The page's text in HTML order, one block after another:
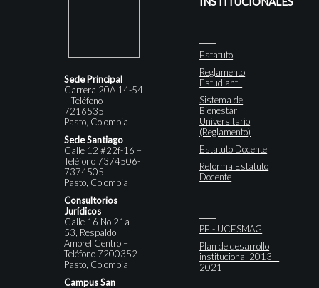
Sede Principal
Carrera 20A 14-54
– Teléfono
7216535
Pasto, Colombia
Sede Santiago
Calle 12 #22f-16 –
Teléfono 7374506-
7374505
Pasto, Colombia
Consultorios
Jurídicos
Calle 16 No 21a-
53, Respaldo
Amorel Centro –
Teléfono 7200352
Pasto, Colombia
Campus San
Estatuto
Reglamento
Estudiantil
Sistema de
Bienestar
Universitario
(Reglamento)
Estatuto Docente
Reforma Estatuto
Docente
PEI-IUCESMAG
Plan de desarrollo
institucional 2013 –
2021